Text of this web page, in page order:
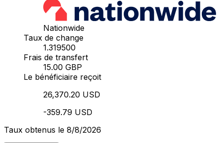
Nationwide
Taux de change
1.319500
Frais de transfert
15.00 GBP
Le bénéficiaire reçoit
26,370.20 USD
-359.79 USD
Taux obtenus le 8/8/2026